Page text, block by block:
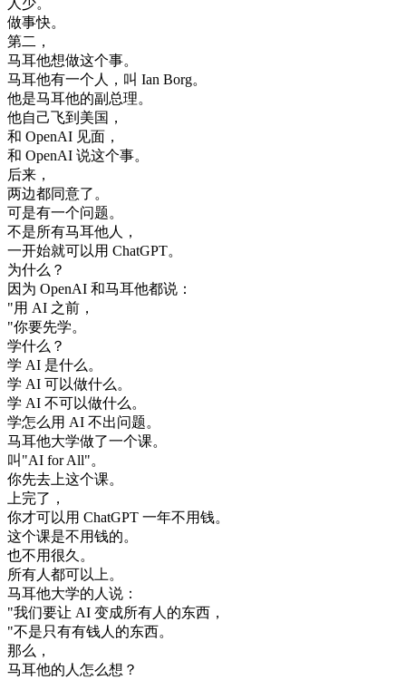
人少。
做事快。
第二 ，
马耳他想做这个事。
马耳他有一个人 ， 叫 Ian Borg。
他是马耳他的副总理。
他自己飞到 美国 ，
和 OpenAI 见面 ，
和 OpenAI 说这个事。
后来 ，
两边都同意了。
可是有一个问题。
不是所有马耳他人 ，
一开始就可以用 ChatGPT。
为什么 ？
因为 OpenAI 和马耳他都说 ：
"用 AI 之前 ，
"你要先学。
学什么 ？
学 AI 是什么。
学 AI 可以做什么。
学 AI 不可以做什么。
学怎么用 AI 不出问题。
马耳他大学做了一个课。
叫 "AI forAll"。
你先去上这个课。
上完了 ，
你才可以用 ChatGPT 一年不用钱。
这个课是不用钱的。
也不用很久。
所有人都可以上。
马耳他大学的人说 ：
"我们要让 AI 变成所有人的东西 ，
"不是只有有钱人的东西。
那么 ，
马耳他的人怎么想 ？